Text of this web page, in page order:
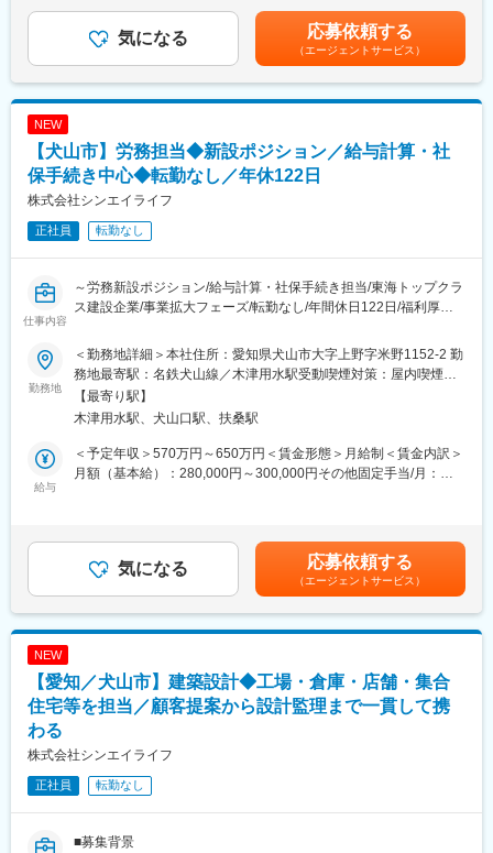
・「自動化」を軸に、クリーンFA（半導体）、繊維機械、ロジス
ティクス＆オートメーション、工作機械、情報機器の5つの分野に
・売上高5000億規模！右肩上がり成長中／営業利益率18%を誇る
・従業員数・売上高ともに国内有数の規模ながら、非上場による
経営戦略を展開
・年間休日120日以上・完全週休2日制／5日以上の連続休暇も取
得可能で働き方良い
員のチャレンジを後押しする風土
・自分が設計した機械が実際に動くのを目にすることができる
・常に新しい技術を追求し幅広い仕事にチャレンジしながら、常
に全体を俯瞰できるエンジニアを目指せる
任せ、人は創造的な仕事を」がテーマ
（2）受注生産
お客様の課題を解決する提案しニーズにマッチする製品開発・カ
（3）ライフサイクル
■L&A事業部：
物流センターでの「必要なものを必要な時に必要な分だけ配送」
拠点全体のオートメーション化・省人化に貢献しています。
物流業界以外でもノウハウは活かせるため消費者向けメーカーと
のプロジェクトも多数あります。
◇入社後1年程は愛知県の犬山事業所で研修を行い、その後横浜へ
移動する予定。
す。外部研修への参加も可能。
ティクス＆オートメーション、工作機械、情報機器の5つの分野に
・売上高5000億規模！右肩上がり成長中／営業利益率18%を誇る
高収益企業（2025年3月期/連結）
・従業員数・売上高ともに国内有数の規模ながら、非上場による
・年間休日120日以上・完全週休2日制／5日以上の連続休暇も取
含む・700万円/35歳 月収40万+賞与 ※諸手当含む・640万円/30
歳 月収36万+賞与 ※諸手当含む賃金はあくまでも目安の金額であ
り、選考を通じて上下する可能性があります。月給(月額)は固定手
当を含めた表記です。
気になる 応募依頼する
（エージェントサービス）
NEW
【犬山市】労務担当◆新設ポジション／給与計算・社
保手続き中心◆転勤なし／年休122日
株式会社シンエイライフ
正社員 転勤なし
仕事内容
～労務新設ポジション/給与計算・社保手続き担当/東海トップクラ
ス建設企業/事業拡大フェーズ/転勤なし/年間休日122日/福利厚生
■募集背景：
事業拡大および従業員数の増加に伴い、今後さらに安定した組織
運営を実現するため、労務業務を専門的に担うポジションを新設
することになりました。
今回募集する方には、給与計算や社会保険手続きを中心に、従業
員が安心して働ける環境づくりを支えていただくことを期待して
■業務概要：
労務担当として、給与計算・社会保険手続き・勤怠管理を中心
■業務詳細：
・給与 賞与計算
・勤怠システムの管理、運用
・産休、育休、介護休業などの対応
■職務の特徴・魅力
勤務地
＜勤務地詳細＞本社住所：愛知県犬山市大字上野字米野1152-2 勤
務地最寄駅：名鉄犬山線／木津用水駅受動喫煙対策：屋内喫煙可
能場所あり変更の範囲：会社の定める事業所
【最寄り駅】
木津用水駅、犬山口駅、扶桑駅
給与
＜予定年収＞570万円～650万円＜賃金形態＞月給制＜賃金内訳＞
月額（基本給）：280,000円～300,000円その他固定手当/月：
はあくまでも目安の金額であり、選考を通じて上下する可能性が
あります。月給(月額)は固定手当を含めた表記です。
気になる 応募依頼する
（エージェントサービス）
NEW
【愛知／犬山市】建築設計◆工場・倉庫・店舗・集合
住宅等を担当／顧客提案から設計監理まで一貫して携
わる
株式会社シンエイライフ
正社員 転勤なし
■募集背景